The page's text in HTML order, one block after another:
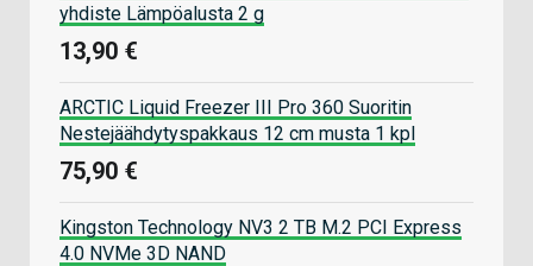
yhdiste Lämpöalusta 2 g
13,90 €
ARCTIC Liquid Freezer III Pro 360 Suoritin
Nestejäähdytyspakkaus 12 cm musta 1 kpl
75,90 €
Kingston Technology NV3 2 TB M.2 PCI Express
4.0 NVMe 3D NAND